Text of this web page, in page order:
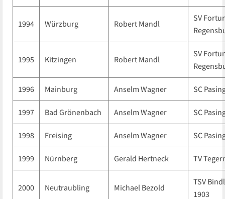
1994 Würzburg Robert Mandl
SV
1995 Kitzingen Robert Mandl
SV
1996 Mainburg Anselm Wagner SC
1997 Bad Grönenbach Anselm Wagner SC
1998 Freising Anselm Wagner SC
1999 Nürnberg Gerald Hertneck TV
2000 Neutraubling Michael Bezold
TSV
1903